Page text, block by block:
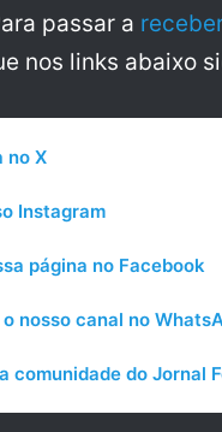
passar a
nos links abaixo
no X
Instagram
página no Facebook
nosso canal no
comunidade do Jornal